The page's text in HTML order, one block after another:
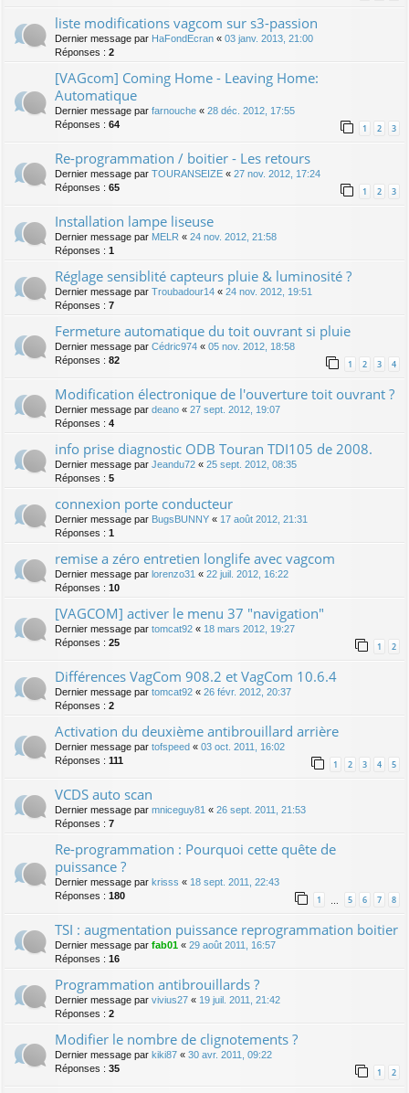
liste modifications vagcom sur s3-passion
Dernier message par HaFondEcran « 03 janv. 2013, 21:00
Réponses : 2
[VAGcom] Coming Home - Leaving Home:
Automatique
Dernier message par farnouche « 28 déc. 2012, 17:55
Réponses : 64 1 2 3
Re-programmation / boitier - Les retours
Dernier message par TOURANSEIZE « 27 nov. 2012, 17:24
Réponses : 65 1 2 3
Installation lampe liseuse
Dernier message par MELR « 24 nov. 2012, 21:58
Réponses : 1
Réglage sensiblité capteurs pluie & luminosité ?
Dernier message par Troubadour14 « 24 nov. 2012, 19:51
Réponses : 7
Fermeture automatique du toit ouvrant si pluie
Dernier message par Cédric974 « 05 nov. 2012, 18:58
Réponses : 82 1 2 3 4
Modification électronique de l'ouverture toit ouvrant ?
Dernier message par deano « 27 sept. 2012, 19:07
Réponses : 4
info prise diagnostic ODB Touran TDI105 de 2008.
Dernier message par Jeandu72 « 25 sept. 2012, 08:35
Réponses : 5
connexion porte conducteur
Dernier message par BugsBUNNY « 17 août 2012, 21:31
Réponses : 1
remise a zéro entretien longlife avec vagcom
Dernier message par lorenzo31 « 22 juil. 2012, 16:22
Réponses : 10
[VAGCOM] activer le menu 37 "navigation"
Dernier message par tomcat92 « 18 mars 2012, 19:27
Réponses : 25 1 2
Différences VagCom 908.2 et VagCom 10.6.4
Dernier message par tomcat92 « 26 févr. 2012, 20:37
Réponses : 2
Activation du deuxième antibrouillard arrière
Dernier message par tofspeed « 03 oct. 2011, 16:02
Réponses : 111 1 2 3 4 5
VCDS auto scan
Dernier message par mniceguy81 « 26 sept. 2011, 21:53
Réponses : 7
Re-programmation : Pourquoi cette quête de
puissance ?
Dernier message par krisss « 18 sept. 2011, 22:43
Réponses : 180 1 … 5 6 7 8
TSI : augmentation puissance reprogrammation boitier
Dernier message par fab01 « 29 août 2011, 16:57
Réponses : 16
Programmation antibrouillards ?
Dernier message par vivius27 « 19 juil. 2011, 21:42
Réponses : 2
Modifier le nombre de clignotements ?
Dernier message par kiki87 « 30 avr. 2011, 09:22
Réponses : 35 1 2